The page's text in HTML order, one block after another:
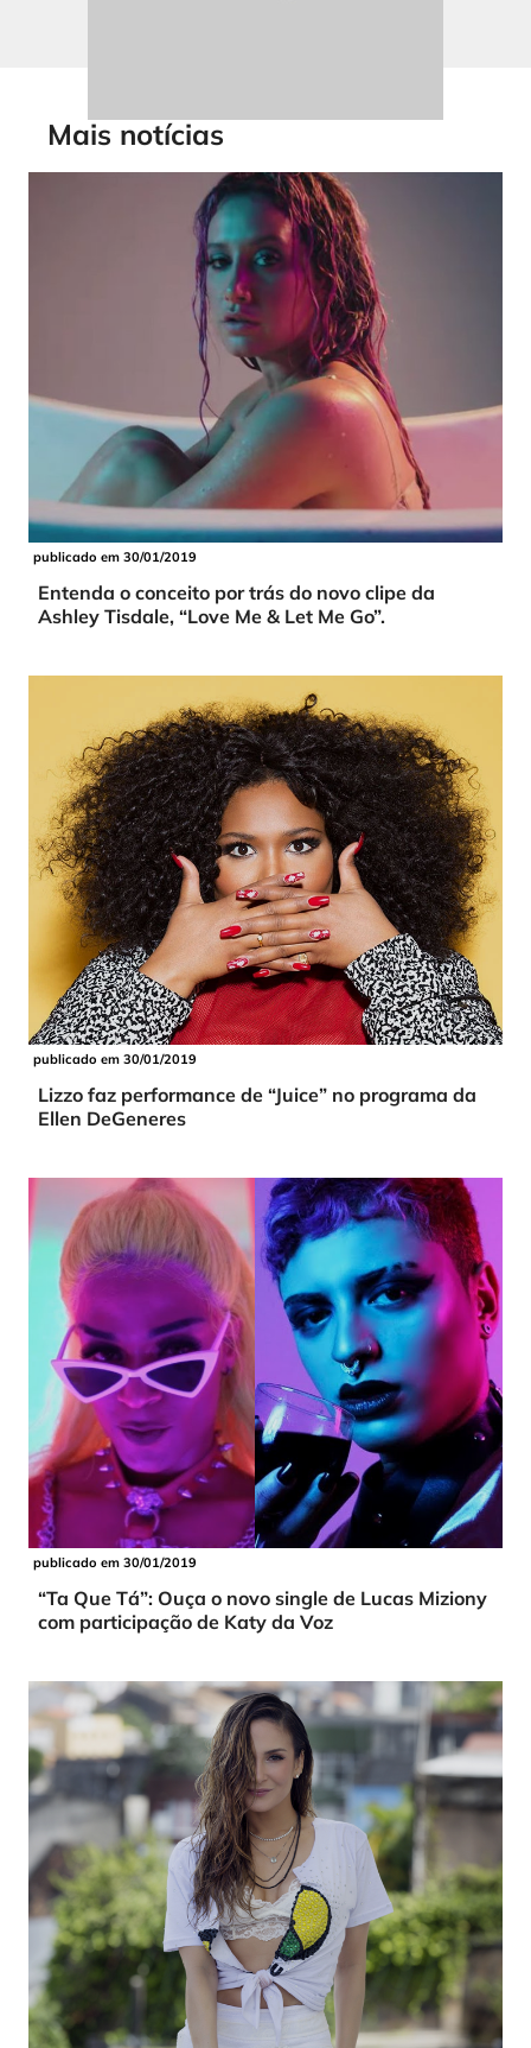
Mais notícias
publicado em 30/01/2019
Entenda o conceito por trás do novo clipe da
Ashley Tisdale, “Love Me & Let Me Go”.
publicado em 30/01/2019
Lizzo faz performance de “Juice” no programa da
Ellen DeGeneres
publicado em 30/01/2019
“Ta Que Tá”: Ouça o novo single de Lucas Miziony
com participação de Katy da Voz